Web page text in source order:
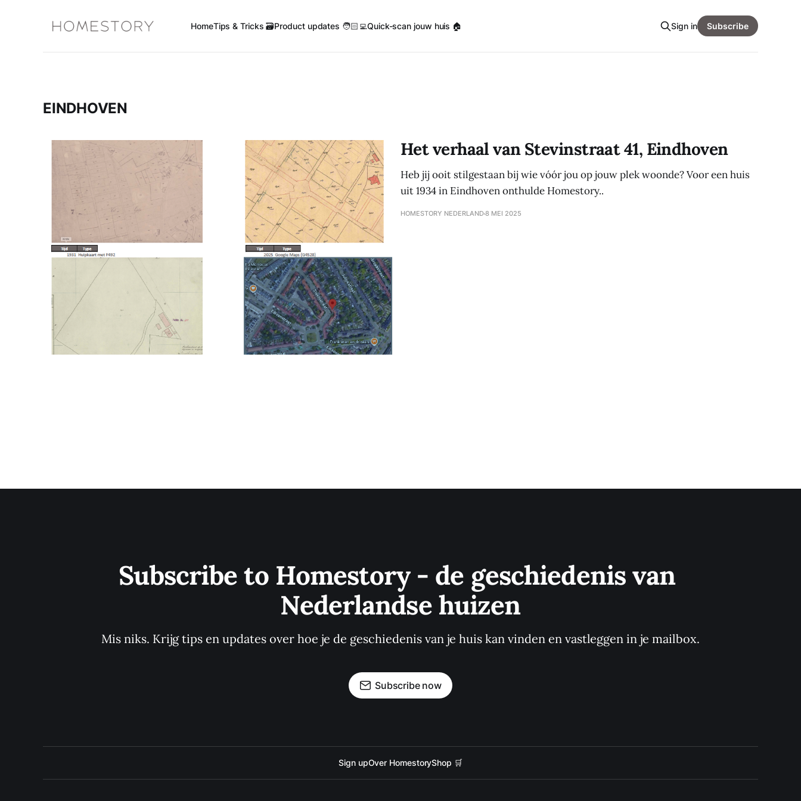
HomeTips & Tricks 🗃️Product updates 🧑🏻‍💻Quick-scan jouw huis 🏠 Sign in Subscribe
EINDHOVEN
Het verhaal van Stevinstraat 41, Eindhoven
Heb jij ooit stilgestaan bij wie vóór jou op jouw plek woonde? Voor een huis
uit 1934 in Eindhoven onthulde Homestory..
HOMESTORY NEDERLAND8 MEI 2025
Subscribe to Homestory - de geschiedenis van
Nederlandse huizen
Mis niks. Krijg tips en updates over hoe je de geschiedenis van je huis kan vinden en vastleggen in je mailbox.
Subscribe now
Sign upOver HomestoryShop 🛒